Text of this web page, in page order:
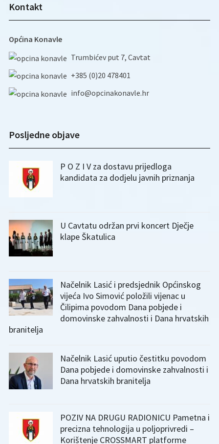
Kontakt
Općina Konavle
Trumbićev put 7, Cavtat
+385 (0)20 478401
info@opcinakonavle.hr
Posljedne objave
P O Z I V za dostavu prijedloga
kandidata za dodjelu javnih priznanja
U Cavtatu održan prvi koncert Dječje
klape Škatulica
Načelnik Lasić i predsjednik Općinskog
vijeća Ivo Simović položili vijenac u
Čilipima povodom Dana pobjede i
domovinske zahvalnosti i Dana hrvatskih
branitelja
Načelnik Lasić uputio čestitku povodom
Dana pobjede i domovinske zahvalnosti i
Dana hrvatskih branitelja
POZIV NA DRUGU RADIONICU Pametna i
precizna tehnologija u poljoprivredi –
Korištenje CROSSMART platforme